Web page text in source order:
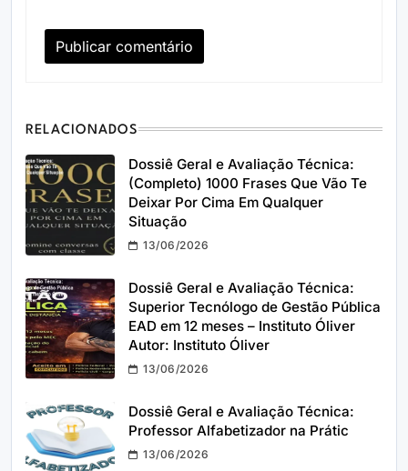
RELACIONADOS
Dossiê Geral e Avaliação Técnica:
(Completo) 1000 Frases Que Vão Te
Deixar Por Cima Em Qualquer
Situação
13/06/2026
Dossiê Geral e Avaliação Técnica:
Superior Tecnólogo de Gestão Pública
EAD em 12 meses – Instituto Óliver
Autor: Instituto Óliver
13/06/2026
Dossiê Geral e Avaliação Técnica:
Professor Alfabetizador na Prátic
13/06/2026